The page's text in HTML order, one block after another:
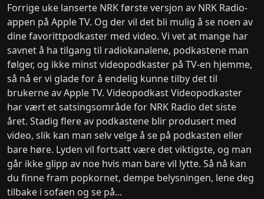
Forrige uke lanserte NRK første versjon av NRK Radio-
appen på Apple TV. Og der vil det bli mulig å se noen av
dine favorittpodkaster med video. Vi vet at mange har
savnet å ha tilgang til radiokanalene, podkastene man
følger, og ikke minst videopodkaster på TV-en hjemme,
så nå er vi glade for å endelig kunne tilby det til
brukerne av Apple TV. Videopodkast Videopodkaster
har vært et satsingsområde for NRK Radio det siste
året. Stadig flere av podkastene blir produsert med
video, slik kan man selv velge å se på podkasten eller
bare høre. Lyden vil fortsatt være det viktigste, og man
går ikke glipp av noe hvis man bare vil lytte. Så nå kan
du finne fram popkornet, dempe belysningen, lene deg
tilbake i sofaen og se på...